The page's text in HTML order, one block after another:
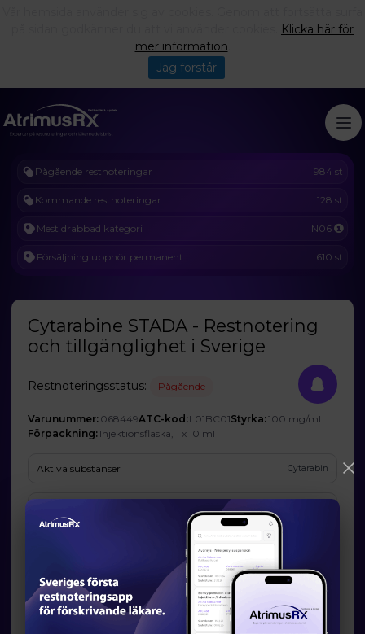
Pågående restnoteringar 984 st
Kommande restnoteringar 128 st
Mest drabbad kategori N06
Försäljning upphör permanent 610 st
Cytarabine STADA - Restnotering
och tillgänglighet i Sverige
Restnoteringsstatus: Pågående
Varunummer: 068449ATC-kod:L01BC01Styrka:100 mg/ml
Förpackning: Injektionsflaska, 1 x 10 ml
Aktiva substanser Cytarabin
STADA Arzneimittel AG (Ombud: STADA Nordic ApS)
Prognos och förväntad tillgänglighet
Slutdatum:2026-12-31
Orsak till restsituation
Klicka här för
mer information
Jag förstår